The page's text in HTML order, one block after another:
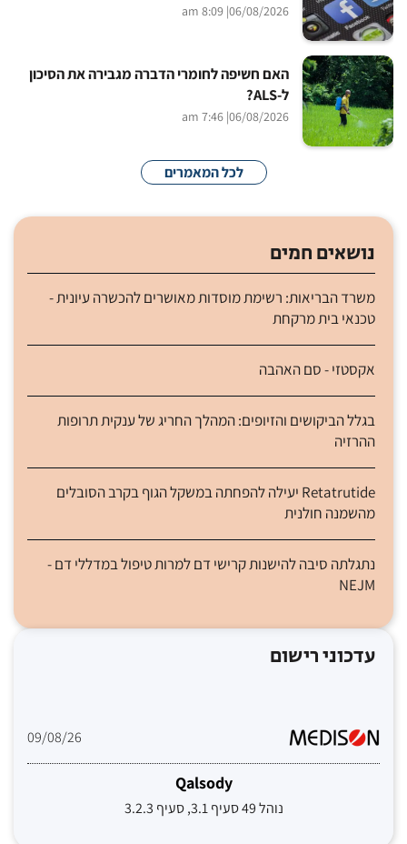
06/08/2026
| 8:09 am
האם חשיפה לחומרי הדברה מגבירה את הסיכון
ל-ALS?
06/08/2026
| 7:46 am
לכל המאמרים
נושאים חמים
משרד הבריאות: רשימת מוסדות מאושרים להכשרה עיונית -
טכנאי בית מרקחת
אקסטזי - סם האהבה
בגלל הביקושים והזיופים: המהלך החריג של ענקית תרופות
ההרזיה
Retatrutide יעילה להפחתה במשקל הגוף בקרב הסובלים
מהשמנה חולנית
נתגלתה סיבה להישנות קרישי דם למרות טיפול במדללי דם -
NEJM
עדכוני רישום
09/08/26
Qalsody
נוהל 49 סעיף 3.1, סעיף 3.2.3